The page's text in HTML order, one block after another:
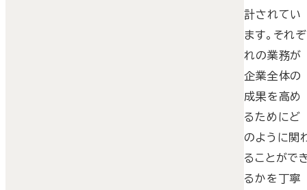
計されてい
ます。それぞ
れの業務が
企業全体の
成果を高め
るためにど
のように関
ることがで
るかを丁寧